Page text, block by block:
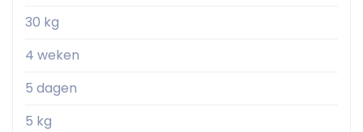
30 kg
4 weken
5 dagen
5 kg